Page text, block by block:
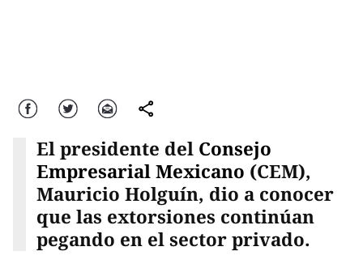
Facebook Twitter Correo comparte
El presidente del Consejo
Empresarial Mexicano (CEM),
Mauricio Holguín, dio a conocer
que las extorsiones continúan
pegando en el sector privado.